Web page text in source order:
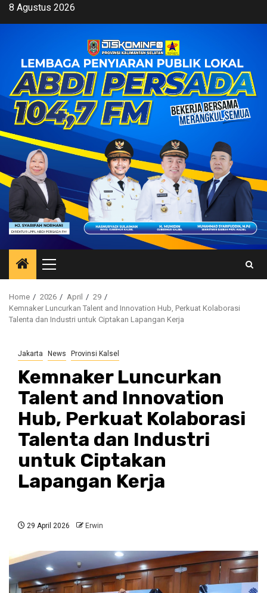
Skip8 Agustus 2026
Primary
Menu
Home 2026 April
29
Kemnaker Luncurkan Talent and Innovation Hub, Perkuat Kolaborasi
Talenta dan Industri untuk Ciptakan Lapangan Kerja
Jakarta News Provinsi Kalsel
Kemnaker Luncurkan
Talent and Innovation
Hub, Perkuat Kolaborasi
Talenta dan Industri
untuk Ciptakan
Lapangan Kerja
29 April 2026 Erwin